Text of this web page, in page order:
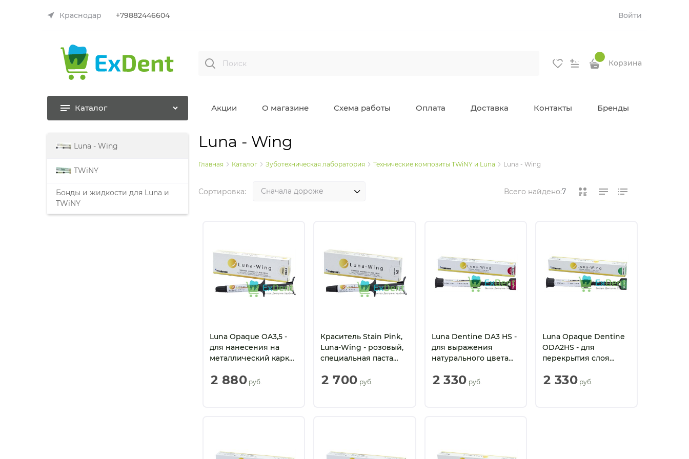
Краснодар +79882446604 Войти
Корзина
Каталог Акции О магазине Схема работы Оплата Доставка Контакты Бренды
Luna - Wing
TWiNY
Бонды и жидкости для Luna и
TWiNY
Luna - Wing
Главная Каталог Зуботехническая лаборатория Технические композиты TWiNY и Luna Luna - Wing
Сортировка: Всего найдено:7
Luna Opaque OA3,5 -
для нанесения на
металлический каркас
2 880 руб.
Краситель Stain Pink,
Luna-Wing - розовый,
специальная паста
реставраций, 1 мл
2 700 руб.
Luna Dentine DA3 HS -
для выражения
натурального цвета
2 330 руб.
Luna Opaque Dentine
ODA2HS - для
перекрытия слоя
ограниченной
2 330 руб.